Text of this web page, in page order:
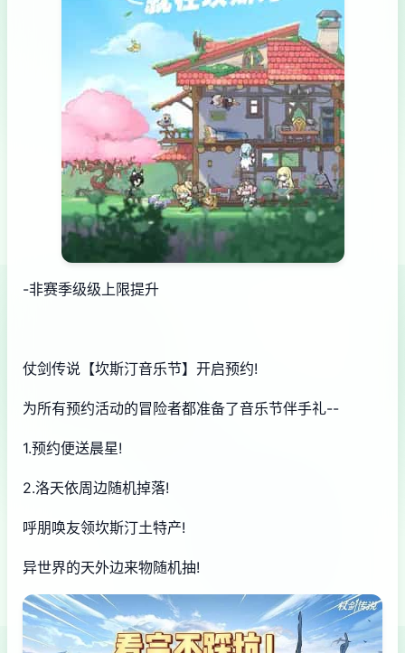
-非赛季级级上限提升
仗剑传说【坎斯汀音乐节】开启预约!
为所有预约活动的冒险者都准备了音乐节伴手礼--
1.预约便送晨星!
2.洛天依周边随机掉落!
呼朋唤友领坎斯汀土特产!
异世界的天外边来物随机抽!